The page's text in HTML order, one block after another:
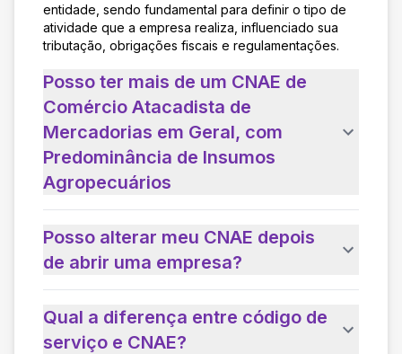
entidade, sendo fundamental para definir o tipo de
atividade que a empresa realiza, influenciado sua
tributação, obrigações fiscais e regulamentações.
Posso ter mais de um CNAE de
Comércio Atacadista de
Mercadorias em Geral, com
Predominância de Insumos
Agropecuários
Posso alterar meu CNAE depois
de abrir uma empresa?
Qual a diferença entre código de
serviço e CNAE?